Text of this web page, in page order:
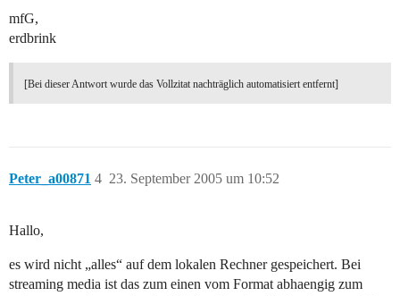
mfG,
erdbrink
[Bei dieser Antwort wurde das Vollzitat nachträglich automatisiert entfernt]
Peter_a00871 23. September 2005 um 10:52
4
Hallo,
es wird nicht „alles“ auf dem lokalen Rechner gespeichert. Bei
streaming media ist das zum einen vom Format abhaengig zum